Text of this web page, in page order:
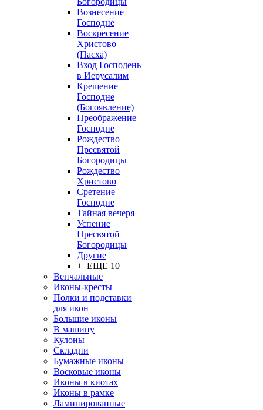
Вознесение
Господне
Воскресение
Христово
(Пасха)
Вход Господень
в Иерусалим
Крещение
Господне
(Богоявление)
Преображение
Господне
Рождество
Пресвятой
Богородицы
Рождество
Христово
Сретение
Господне
Тайная вечеря
Успение
Пресвятой
Богородицы
Другие
+ ЕЩЕ 10
Венчальные
Иконы-кресты
Полки и подставки
для икон
Большие иконы
В машину
Кулоны
Складни
Бумажные иконы
Восковые иконы
Иконы в киотах
Иконы в рамке
Ламинированные